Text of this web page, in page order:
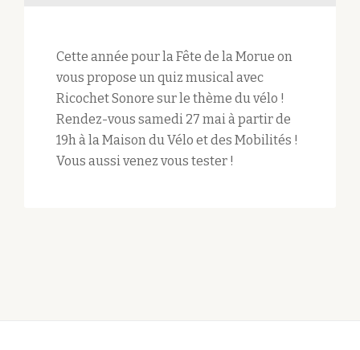
Cette année pour la Fête de la Morue on
vous propose un quiz musical avec
Ricochet Sonore sur le thème du vélo !
Rendez-vous samedi 27 mai à partir de
19h à la Maison du Vélo et des Mobilités !
Vous aussi venez vous tester !